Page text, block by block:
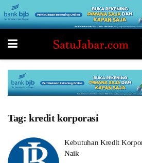
Tag: kredit korporasi
Kebutuhan Kredit
Naik